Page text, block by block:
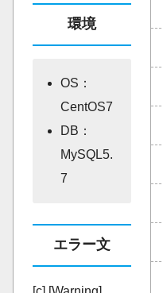
環境
OS：
CentOS7
DB：
MySQL5.
7
エラー文